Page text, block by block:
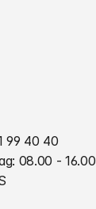
99 40 40
08.00 - 16.00